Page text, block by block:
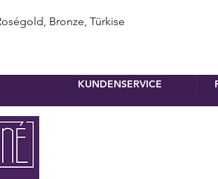
Bronze, Türkise
KUNDENSERVICE